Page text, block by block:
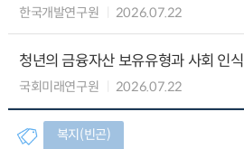
한국개발연구원 2026.07.22
청년의 금융자산 보유유형과 사회 인식
국회미래연구원 2026.07.22
복지(빈곤)